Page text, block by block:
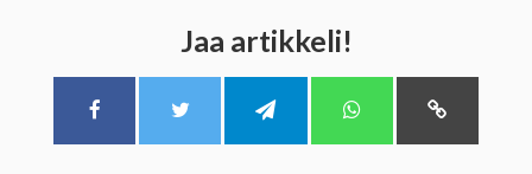
Jaa artikkeli!